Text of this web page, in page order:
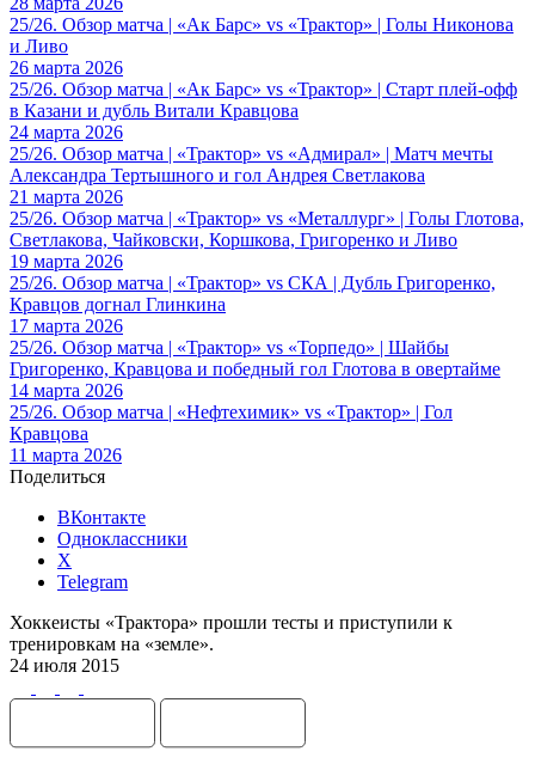
25/26. Обзор матча | «Ак Барс» vs «Трактор» | Голы Никонова
и Ливо
26 марта 2026
25/26. Обзор матча | «Ак Барс» vs «Трактор» | Старт плей-офф
в Казани и дубль Витали Кравцова
24 марта 2026
25/26. Обзор матча | «Трактор» vs «Адмирал» | Матч мечты
Александра Тертышного и гол Андрея Светлакова
21 марта 2026
25/26. Обзор матча | «Трактор» vs «Металлург» | Голы Глотова,
Светлакова, Чайковски, Коршкова, Григоренко и Ливо
19 марта 2026
25/26. Обзор матча | «Трактор» vs СКА | Дубль Григоренко,
Кравцов догнал Глинкина
17 марта 2026
25/26. Обзор матча | «Трактор» vs «Торпедо» | Шайбы
Григоренко, Кравцова и победный гол Глотова в овертайме
14 марта 2026
25/26. Обзор матча | «Нефтехимик» vs «Трактор» | Гол
Кравцова
11 марта 2026
Поделиться
ВКонтакте
Одноклассники
X
Telegram
Хоккеисты «Трактора» прошли тесты и приступили к
тренировкам на «земле».
24 июля 2015